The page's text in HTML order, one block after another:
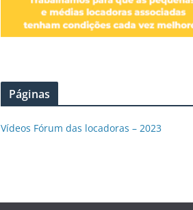
Páginas
Vídeos Fórum das locadoras – 2023